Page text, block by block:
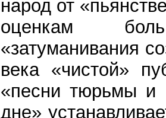
народ от
оценкам
«затуманивания
века «чистой»
«песни тюрьмы и
дне»